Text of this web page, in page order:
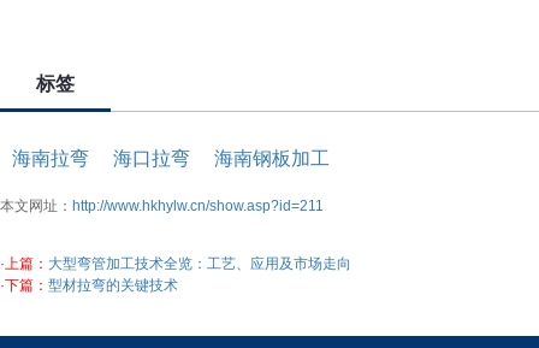
标签
海南拉弯 海口拉弯 海南钢板加工
本文网址： http://www.hkhylw.cn/show.asp?id=211
·上篇： 大型弯管加工技术全览：工艺、应用及市场走向
·下篇： 型材拉弯的关键技术